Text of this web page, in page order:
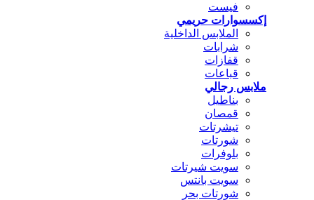
فيست
إكسسوارات حريمي
الملابس الداخلية
شرابات
قفازات
قباعات
ملابس رجالي
بناطيل
قمصان
تيشرتات
شورتات
بلوفرات
سويت شيرتات
سويت بانتس
شورتات بحر